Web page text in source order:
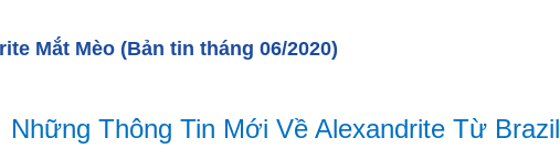
Mắt Mèo (Bản tin tháng 06/2020)
Những Thông Tin Mới Về Alexandrite Từ Brazil